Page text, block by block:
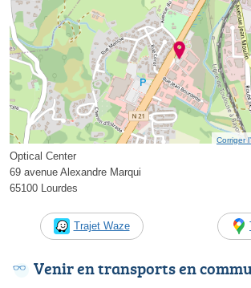
Corriger
Optical Center
69 avenue Alexandre Marqui
65100 Lourdes
Trajet Waze
Venir en transports en